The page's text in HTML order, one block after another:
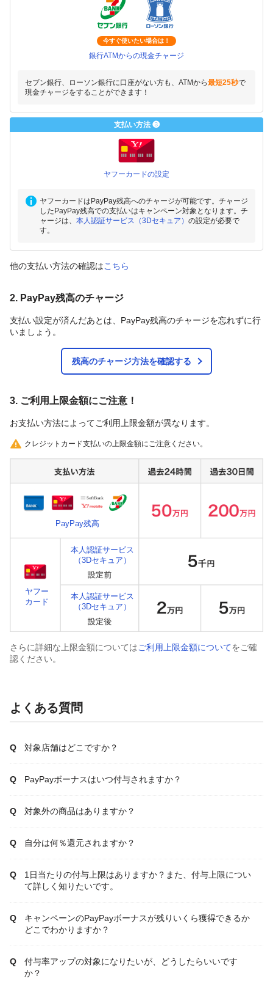
今すぐ使いたい場合は！
銀行ATMからの現金チャージ
セブン銀行、ローソン銀行に口座がない方も、ATMから最短25秒で
現金チャージをすることができます！
支払い方法 ❸
ヤフーカードの設定
ヤフーカードはPayPay残高へのチャージが可能です。チャージ
したPayPay残高での支払いはキャンペーン対象となります。チ
ャージは、 本人認証サービス（3Dセキュア） の設定が必要で
す。
他の支払い方法の確認はこちら
2. PayPay残高のチャージ
支払い設定が済んだあとは、PayPay残高のチャージを忘れずに行
いましょう。
残高のチャージ方法を確認する
3. ご利用上限金額にご注意！
お支払い方法によってご利用上限金額が異なります。
クレジットカード支払いの上限金額にご注意ください。
PayPay残高
ヤフー
カード
本人認証サービス
（3Dセキュア）
本人認証サービス
（3Dセキュア）
さらに詳細な上限金額についてはご利用上限金額についてをご確
認ください。
よくある質問
対象店舗はどこですか？
PayPayボーナスはいつ付与されますか？
対象外の商品はありますか？
自分は何％還元されますか？
1日当たりの付与上限はありますか？また、付与上限につい
て詳しく知りたいです。
キャンペーンのPayPayボーナスが残りいくら獲得できるか
どこでわかりますか？
付与率アップの対象になりたいが、どうしたらいいです
か？